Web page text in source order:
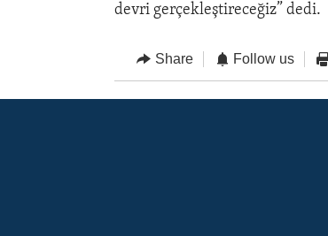
devri gerçekleştireceğiz” dedi.
Share Follow us